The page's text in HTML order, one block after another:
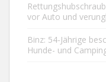
vor Auto und
Binz: 54-Jährige
Hunde- und